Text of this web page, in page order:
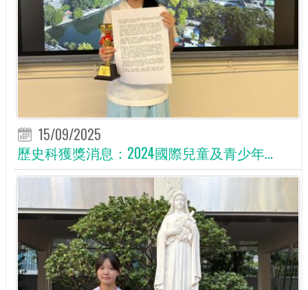
15/09/2025
歷史科獲獎消息：2024國際兒童及青少年...